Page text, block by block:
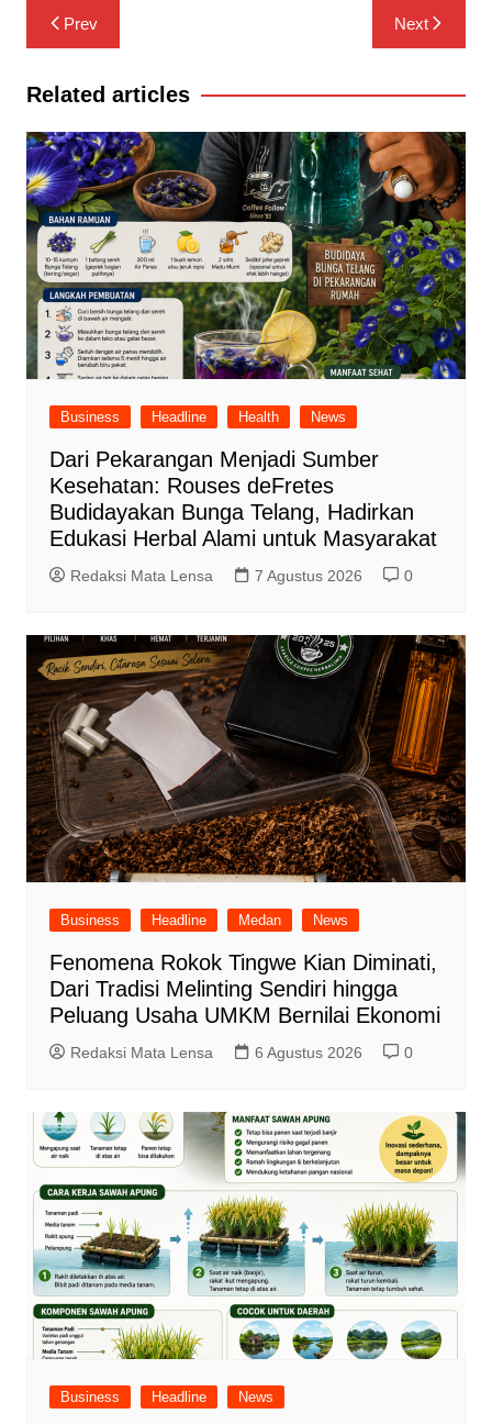
Navigasi
pos
Prev Next
Related articles
Business Headline Health News
Dari Pekarangan Menjadi Sumber
Kesehatan: Rouses deFretes
Budidayakan Bunga Telang, Hadirkan
Edukasi Herbal Alami untuk Masyarakat
Redaksi Mata Lensa 7 Agustus 2026 0
Business Headline Medan News
Fenomena Rokok Tingwe Kian Diminati,
Dari Tradisi Melinting Sendiri hingga
Peluang Usaha UMKM Bernilai Ekonomi
Redaksi Mata Lensa 6 Agustus 2026 0
Business Headline News